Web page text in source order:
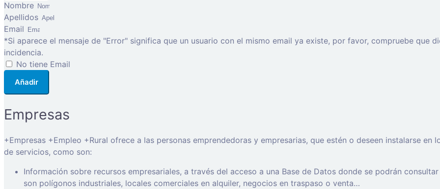
Nombre
Apellidos
Email
*Si aparece el mensaje de "Error" significa que un usuario con el mismo email ya existe, por favor, compruebe que
incidencia.
No tiene Email
Añadir
Empresas
+Empresas +Empleo +Rural ofrece a las personas emprendedoras y empresarias, que estén o deseen instalarse
de servicios, como son:
Información sobre recursos empresariales, a través del acceso a una Base de Datos donde se podrán
son polígonos industriales, locales comerciales en alquiler, negocios en traspaso o venta…